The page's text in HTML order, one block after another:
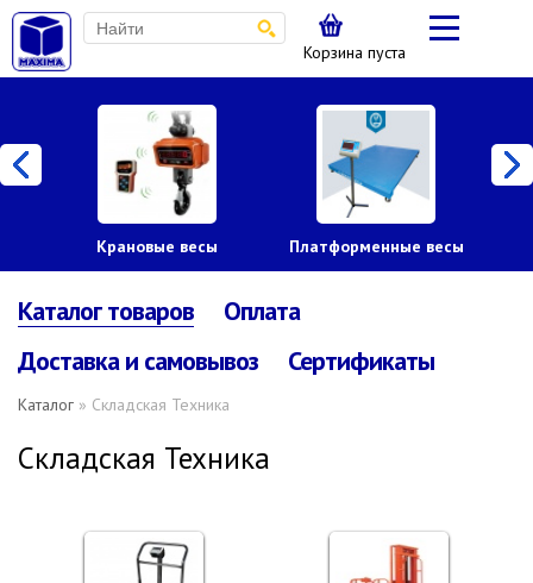
Корзина пуста
Крановые весы Платформенные весы
Каталог товаров
Оплата
Доставка и самовывоз
Сертификаты
Каталог » Складская Техника
Складская Техника